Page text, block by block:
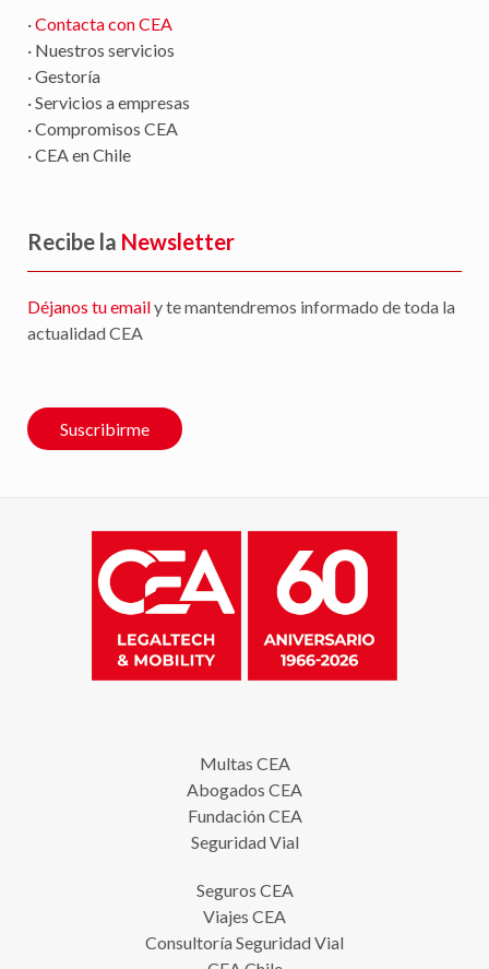
·Contacta con CEA
· Nuestros servicios
· Gestoría
· Servicios a empresas
· Compromisos CEA
· CEA en Chile
Recibe la Newsletter
Déjanos tu emaily te mantendremos informado de toda la
actualidad CEA
Suscribirme
Multas CEA
Abogados CEA
Fundación CEA
Seguridad Vial
Seguros CEA
Viajes CEA
Consultoría Seguridad Vial